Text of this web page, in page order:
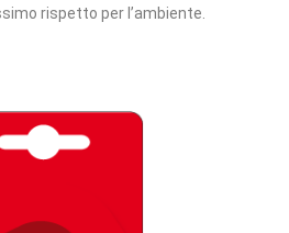
rispetto per l’ambiente.